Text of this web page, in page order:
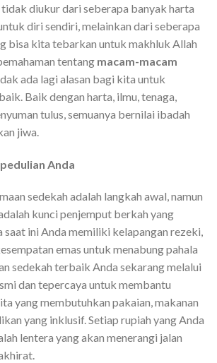
diukur dari seberapa banyak harta
diri sendiri, melainkan dari seberapa
bisa kita tebarkan untuk makhluk Allah
tentang macam-macam
ada lagi alasan bagi kita untuk
Baik dengan harta, ilmu, tenaga,
tulus, semuanya bernilai ibadah
jiwa.
Anda
sedekah adalah langkah awal, namun
kunci penjemput berkah yang
saat ini Anda memiliki kelapangan rezeki,
emas untuk menabung pahala
sedekah terbaik Anda sekarang melalui
dan tepercaya untuk membantu
yang membutuhkan pakaian, makanan
yang inklusif. Setiap rupiah yang Anda
lentera yang akan menerangi jalan